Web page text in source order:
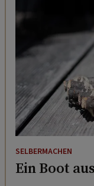
SELBERMACHEN
Ein Boot